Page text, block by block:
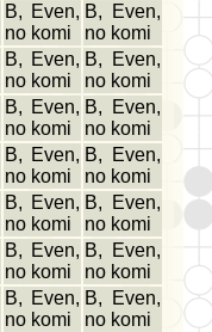
B, Even,
no komi
B, Even,
no komi
B, Even,
no komi
B, Even,
no komi
B, Even,
no komi
B, Even,
no komi
B, Even,
no komi
B, Even,
no komi
B, Even,
no komi
B, Even,
no komi
B, Even,
no komi
B, Even,
no komi
B, Even,
no komi
B, Even,
no komi